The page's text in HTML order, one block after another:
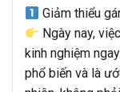
Giảm thiểu
Ngày nay,
kinh nghiệm
phổ biến và là